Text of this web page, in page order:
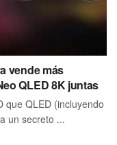
vende más
QLED 8K juntas
que QLED (incluyendo
un secreto ...